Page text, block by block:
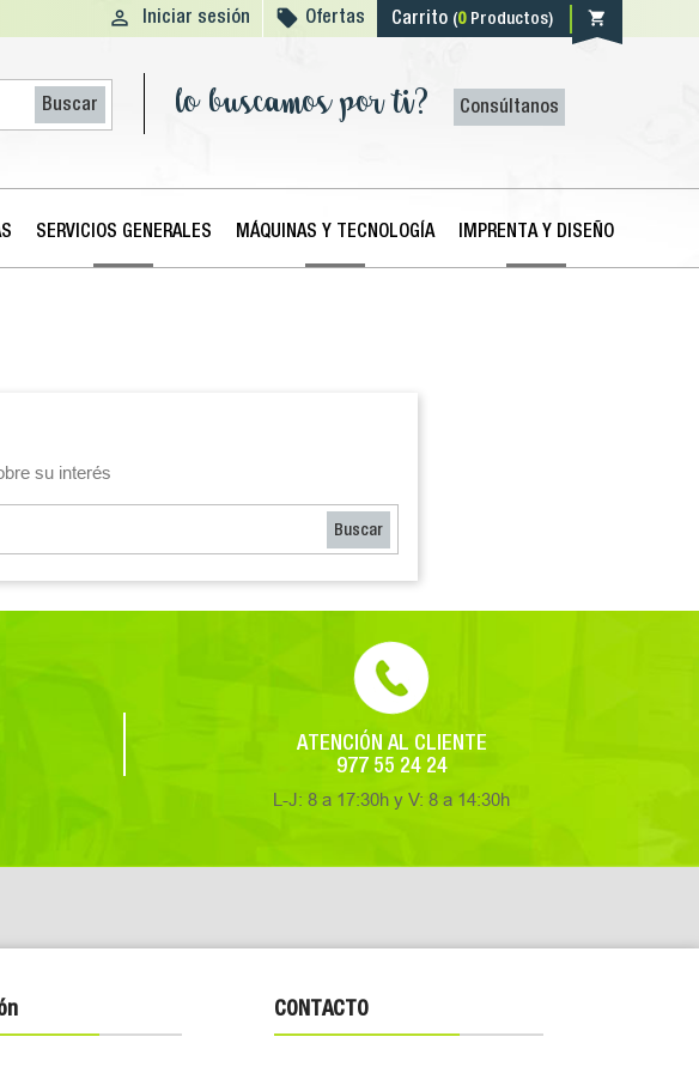
 Iniciar sesión  Ofertas Carrito (0Productos) shopping_cart
Buscar lo buscamos por ti? Consúltanos
SERVICIOS GENERALES MÁQUINAS Y TECNOLOGÍA IMPRENTA Y DISEÑO
su interés
Buscar
ATENCIÓN AL CLIENTE
977 55 24 24
L-J: 8 a 17:30h y V: 8 a 14:30h
CONTACTO